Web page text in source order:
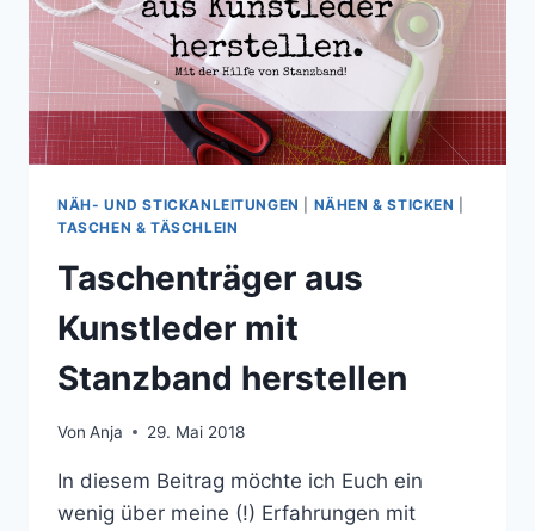
NÄH- UND STICKANLEITUNGEN NÄHEN & STICKEN
TASCHEN & TÄSCHLEIN
Taschenträger aus
Kunstleder mit
Stanzband herstellen
Von Anja 29. Mai 2018
In diesem Beitrag möchte ich Euch ein
wenig über meine (!) Erfahrungen mit